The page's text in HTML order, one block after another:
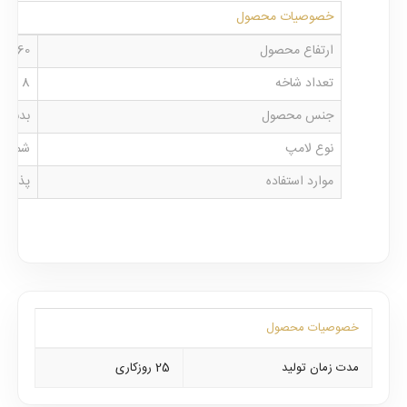
خصوصیات محصول
ارتفاع محصول
60 الی 80 سانت قابل تنظیم
تعداد شاخه
8
جنس محصول
نوع لامپ
موارد استفاده
خصوصیات محصول
مدت زمان تولید
25 روزکاری